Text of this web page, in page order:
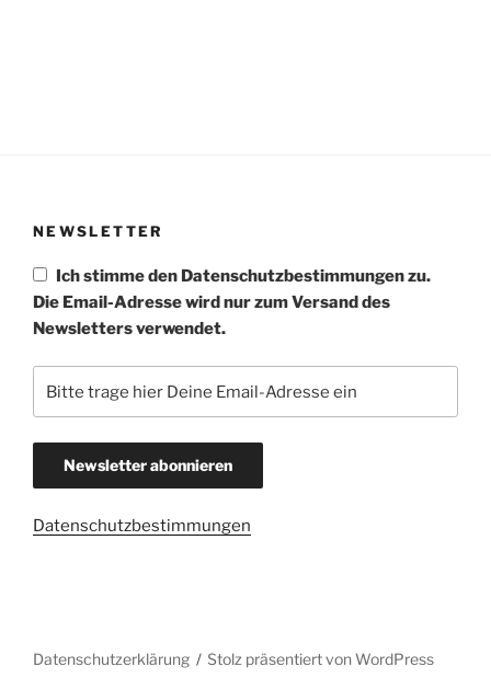
NEWSLETTER
Ich stimme den Datenschutzbestimmungen zu.
Die Email-Adresse wird nur zum Versand des
Newsletters verwendet.
Datenschutzbestimmungen
Datenschutzerklärung Stolz präsentiert von WordPress